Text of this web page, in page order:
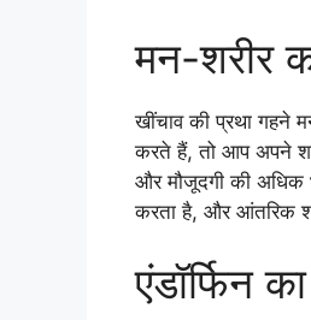
मन-शरीर
खींचाव की प्रथा गहने
करते हैं, तो आप अपने
और मौजूदगी की अधिक
करता है, और आंतरिक
एंडॉर्फिन